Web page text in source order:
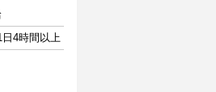
4時間以上